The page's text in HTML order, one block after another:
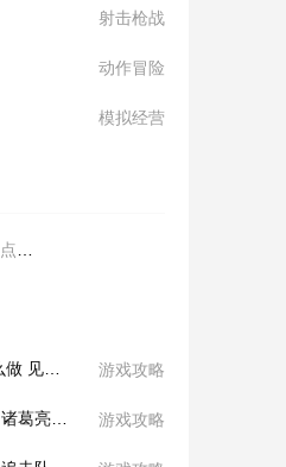
射击枪战
动作冒险
模拟经营
游戏攻略
游戏攻略